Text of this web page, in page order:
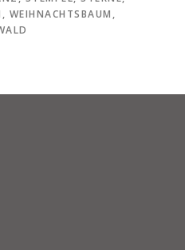
, WEIHNACHTSBAUM ,